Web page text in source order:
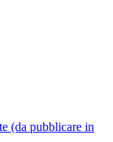
(da pubblicare in